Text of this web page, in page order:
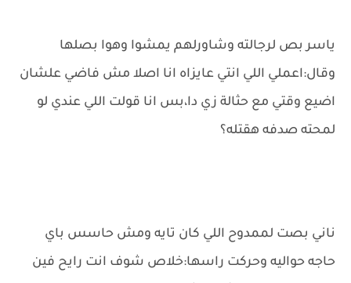
ياسر بص لرجالته وشاورلهم يمشوا وهوا بصلها
وقال:اعملي اللي انتي عايزاه انا اصلا مش فاضي علشان
اضيع وقتي مع حثالة زي دا،بس انا قولت اللي عندي لو
لمحته صدفه هقتله؟
ناني بصت لممدوح اللي كان تايه ومش حاسس باي
حاجه حواليه وحركت راسها:خلاص شوف انت رايح فين